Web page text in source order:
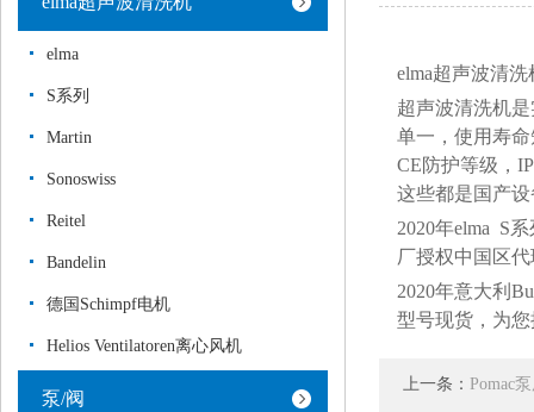
elma
S系列
Martin
Sonoswiss
Reitel
Bandelin
德国Schimpf电机
Helios Ventilatoren离心风机
泵/阀
elma超声波清洗
超声波清洗机
单一，使用寿
CE防护等级，
这些都是国产
2020年elma S
厂授权中国区
2020年意大利
型号现货，为
上一条： Pomac